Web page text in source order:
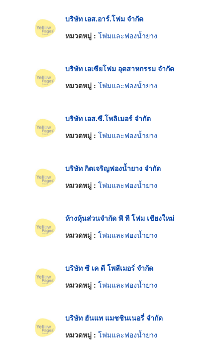
บริษัท เอส.อาร์.โฟม จำกัด
หมวดหมู่ : โฟมและฟองน้ำยาง
บริษัท เอเซียโฟม อุตสาหกรรม จำกัด
หมวดหมู่ : โฟมและฟองน้ำยาง
บริษัท เอส.ซี.โพลิเมอร์ จำกัด
หมวดหมู่ : โฟมและฟองน้ำยาง
บริษัท กิตเจริญฟองน้ำยาง จำกัด
หมวดหมู่ : โฟมและฟองน้ำยาง
ห้างหุ้นส่วนจำกัด พี ที โฟม เชียงใหม่
หมวดหมู่ : โฟมและฟองน้ำยาง
บริษัท ซี เค ดี โพลีเมอร์ จำกัด
หมวดหมู่ : โฟมและฟองน้ำยาง
บริษัท ฮันแท แมชชินเนอรี่ จำกัด
หมวดหมู่ : โฟมและฟองน้ำยาง